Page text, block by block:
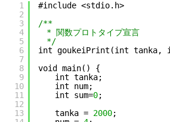
1
2
3
4
5
6
7
8
9
10
11
12
13
#include <stdio.h>
/**
* 関数プロトタイプ宣言
*/
int goukeiPrint(int tanka,
void main() {
int tanka;
int num;
int sum=0;
tanka = 2000;